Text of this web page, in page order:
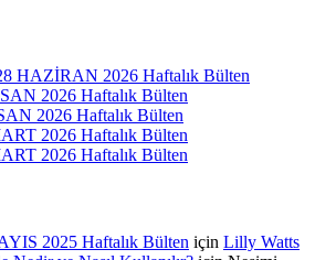
HAZİRAN 2026 Haftalık Bülten
2026 Haftalık Bülten
2026 Haftalık Bülten
2026 Haftalık Bülten
2026 Haftalık Bülten
2025 Haftalık Bülten için Lilly Watts